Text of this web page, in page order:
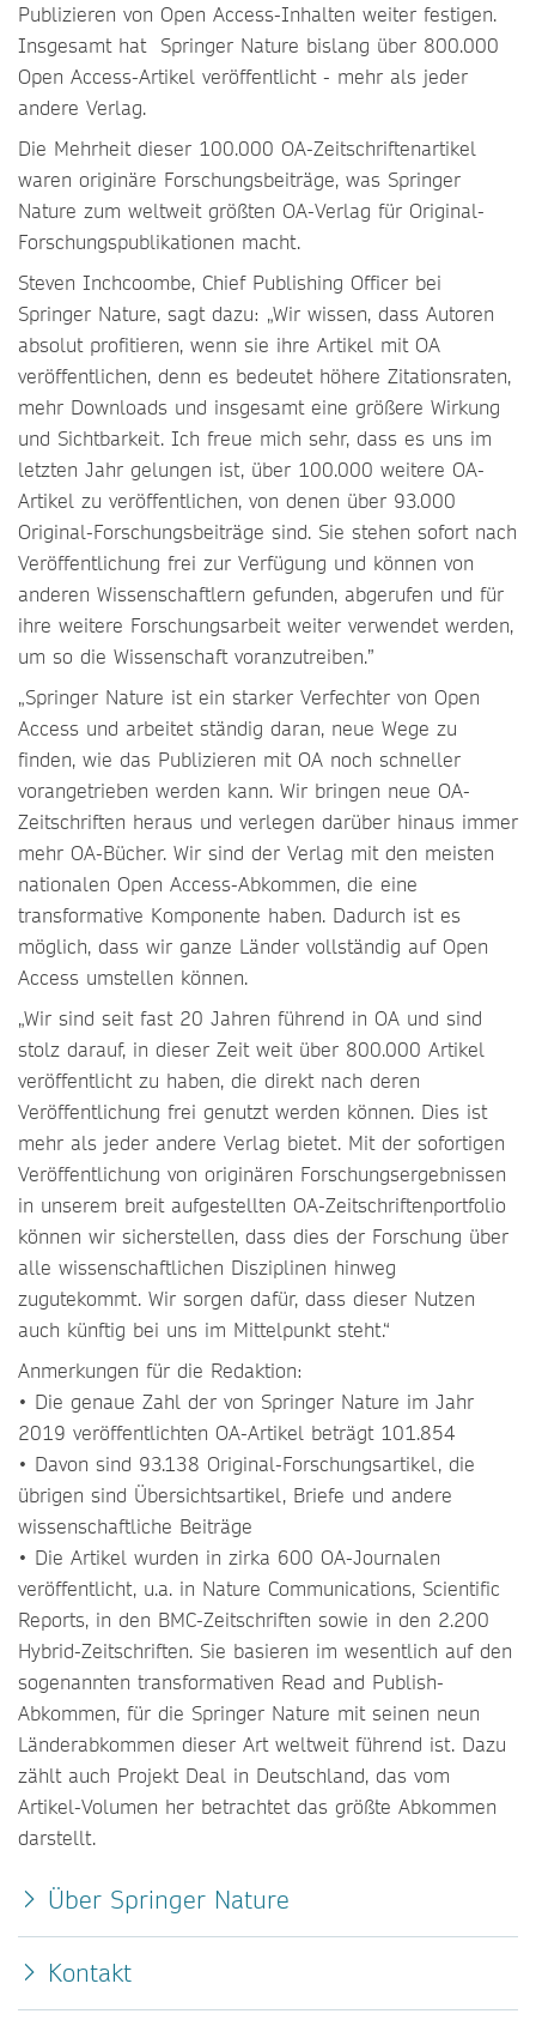
Publizieren von Open Access-Inhalten weiter festigen.
Insgesamt hat Springer Nature bislang über 800.000
Open Access-Artikel veröffentlicht - mehr als jeder
andere Verlag.
Die Mehrheit dieser 100.000 OA-Zeitschriftenartikel
waren originäre Forschungsbeiträge, was Springer
Nature zum weltweit größten OA-Verlag für Original-
Forschungspublikationen macht.
Steven Inchcoombe, Chief Publishing Officer bei
Springer Nature, sagt dazu: „Wir wissen, dass Autoren
absolut profitieren, wenn sie ihre Artikel mit OA
veröffentlichen, denn es bedeutet höhere Zitationsraten,
mehr Downloads und insgesamt eine größere Wirkung
und Sichtbarkeit. Ich freue mich sehr, dass es uns im
letzten Jahr gelungen ist, über 100.000 weitere OA-
Artikel zu veröffentlichen, von denen über 93.000
Original-Forschungsbeiträge sind. Sie stehen sofort nach
Veröffentlichung frei zur Verfügung und können von
anderen Wissenschaftlern gefunden, abgerufen und für
ihre weitere Forschungsarbeit weiter verwendet werden,
um so die Wissenschaft voranzutreiben.”
„Springer Nature ist ein starker Verfechter von Open
Access und arbeitet ständig daran, neue Wege zu
finden, wie das Publizieren mit OA noch schneller
vorangetrieben werden kann. Wir bringen neue OA-
Zeitschriften heraus und verlegen darüber hinaus immer
mehr OA-Bücher. Wir sind der Verlag mit den meisten
nationalen Open Access-Abkommen, die eine
transformative Komponente haben. Dadurch ist es
möglich, dass wir ganze Länder vollständig auf Open
Access umstellen können.
„Wir sind seit fast 20 Jahren führend in OA und sind
stolz darauf, in dieser Zeit weit über 800.000 Artikel
veröffentlicht zu haben, die direkt nach deren
Veröffentlichung frei genutzt werden können. Dies ist
mehr als jeder andere Verlag bietet. Mit der sofortigen
Veröffentlichung von originären Forschungsergebnissen
in unserem breit aufgestellten OA-Zeitschriftenportfolio
können wir sicherstellen, dass dies der Forschung über
alle wissenschaftlichen Disziplinen hinweg
zugutekommt. Wir sorgen dafür, dass dieser Nutzen
auch künftig bei uns im Mittelpunkt steht.“
Anmerkungen für die Redaktion:
• Die genaue Zahl der von Springer Nature im Jahr
2019 veröffentlichten OA-Artikel beträgt 101.854
• Davon sind 93.138 Original-Forschungsartikel, die
übrigen sind Übersichtsartikel, Briefe und andere
wissenschaftliche Beiträge
• Die Artikel wurden in zirka 600 OA-Journalen
veröffentlicht, u.a. in Nature Communications, Scientific
Reports, in den BMC-Zeitschriften sowie in den 2.200
Hybrid-Zeitschriften. Sie basieren im wesentlich auf den
sogenannten transformativen Read and Publish-
Abkommen, für die Springer Nature mit seinen neun
Länderabkommen dieser Art weltweit führend ist. Dazu
zählt auch Projekt Deal in Deutschland, das vom
Artikel-Volumen her betrachtet das größte Abkommen
darstellt.
Über Springer Nature
Kontakt